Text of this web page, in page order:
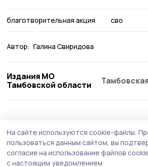
благотворительная акция сво
Автор: Галина Свиридова
Издания МО
Тамбовской области
Мичуринцев
вопросам качества и
На сайте используются cookie-файлы.
пользоваться данным сайтом, вы
согласие на использование файлов
с настоящим уведомлением